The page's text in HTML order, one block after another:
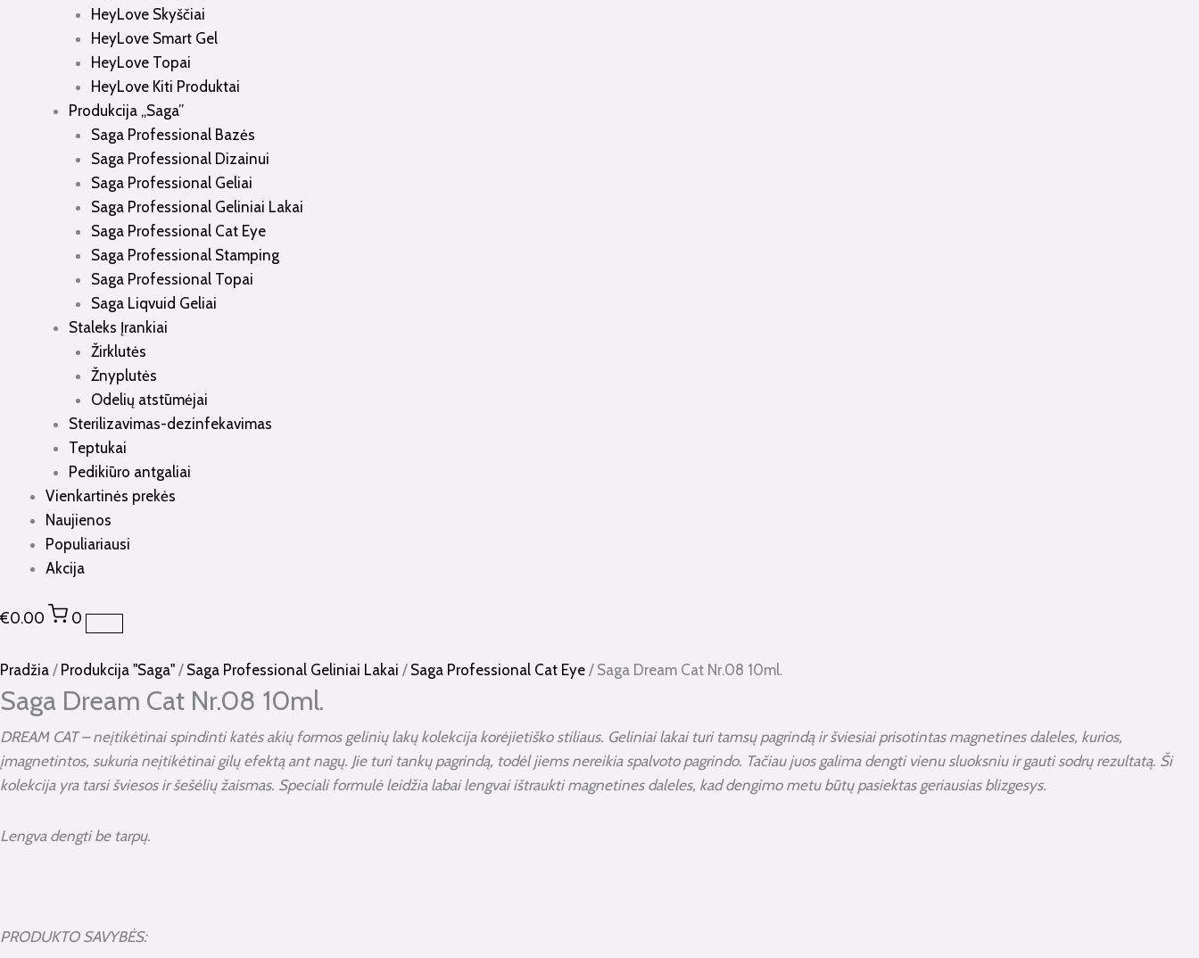
HeyLove Skyščiai
HeyLove Smart Gel
HeyLove Topai
HeyLove Kiti Produktai
Produkcija „Saga”
Saga Professional Bazės
Saga Professional Dizainui
Saga Professional Geliai
Saga Professional Geliniai Lakai
Saga Professional Cat Eye
Saga Professional Stamping
Saga Professional Topai
Saga Liqvuid Geliai
Staleks Įrankiai
Žirklutės
Žnyplutės
Odelių atstūmėjai
Sterilizavimas-dezinfekavimas
Teptukai
Pedikiūro antgaliai
Vienkartinės prekės
Naujienos
Populiariausi
Akcija
€0.00 0
Pradžia / Produkcija "Saga" / Saga Professional Geliniai Lakai / Saga Professional Cat Eye / Saga Dream Cat Nr.08 10ml.
Saga Dream Cat Nr.08 10ml.
DREAM CAT – neįtikėtinai spindinti katės akių formos gelinių lakų kolekcija korėjietiško stiliaus. Geliniai lakai turi tamsų pagrindą ir šviesiai prisotintas magnetines daleles, kurios,
įmagnetintos, sukuria neįtikėtinai gilų efektą ant nagų. Jie turi tankų pagrindą, todėl jiems nereikia spalvoto pagrindo. Tačiau juos galima dengti vienu sluoksniu ir gauti sodrų rezultatą. Ši
kolekcija yra tarsi šviesos ir šešėlių žaismas. Speciali formulė leidžia labai lengvai ištraukti magnetines daleles, kad dengimo metu būtų pasiektas geriausias blizgesys.
Lengva dengti be tarpų.
PRODUKTO SAVYBĖS:
kiekis:
Saga
Dream
Cat
Nr.08
10ml.